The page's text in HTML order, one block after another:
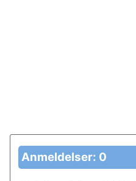
Anmeldelser: 0